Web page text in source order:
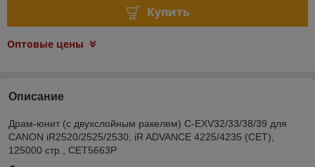
Купить
Оптовые цены
Описание
Драм-юнит (c двухслойным ракелем) C-EXV32/33/38/39 для
CANON iR2520/2525/2530, iR ADVANCE 4225/4235 (CET),
125000 стр., CET5663P